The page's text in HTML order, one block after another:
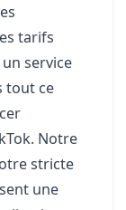
tarifs
service
tout ce
Notre
stricte
une